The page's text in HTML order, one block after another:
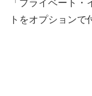
「プライベート
トをオプションで